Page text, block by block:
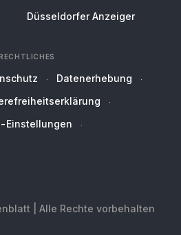
Düsseldorfer Anzeiger
Datenerhebung
Einstellungen
| Alle Rechte vorbehalten